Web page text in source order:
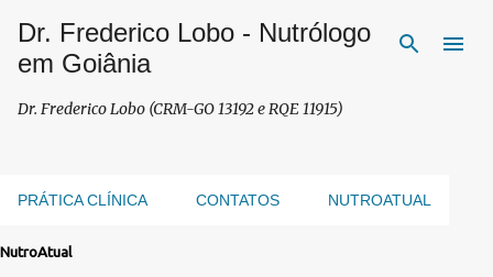
Pular para o conteúdo principal
Dr. Frederico Lobo - Nutrólogo
em Goiânia
Dr. Frederico Lobo (CRM-GO 13192 e RQE 11915)
PRÁTICA CLÍNICA CONTATOS NUTROATUAL
NutroAtual